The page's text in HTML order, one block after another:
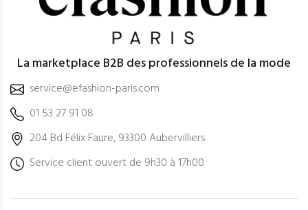
La marketplace B2B des professionnels de la mode
service@efashion-paris.com
01 53 27 91 08
204 Bd Félix Faure, 93300 Aubervilliers
Service client ouvert de 9h30 à 17h00